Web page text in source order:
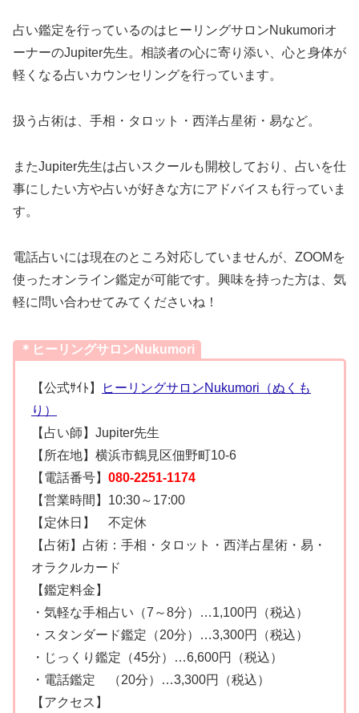
占い鑑定を行っているのはヒーリングサロンNukumoriオ
ーナーのJupiter先生。相談者の心に寄り添い、心と身体が
軽くなる占いカウンセリングを行っています。
扱う占術は、手相・タロット・西洋占星術・易など。
またJupiter先生は占いスクールも開校しており、占いを仕
事にしたい方や占いが好きな方にアドバイスも行っていま
す。
電話占いには現在のところ対応していませんが、ZOOMを
使ったオンライン鑑定が可能です。興味を持った方は、気
軽に問い合わせてみてくださいね！
＊ヒーリングサロンNukumori
【公式ｻｲﾄ】
ヒーリングサロンNukumori（ぬくも
り）
【占い師】Jupiter先生
【所在地】横浜市鶴見区佃野町10-6
【電話番号】 080-2251-1174
【営業時間】10:30～17:00
【定休日】 不定休
【占術】占術：手相・タロット・西洋占星術・易・
オラクルカード
【鑑定料金】
・気軽な手相占い（7～8分）…1,100円（税込）
・スタンダード鑑定（20分）…3,300円（税込）
・じっくり鑑定（45分）…6,600円（税込）
・電話鑑定 （20分）…3,300円（税込）
【アクセス】